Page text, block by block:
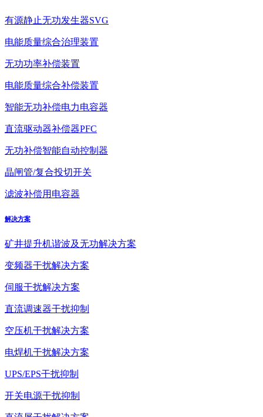
有源静止无功发生器SVG
电能质量综合治理装置
无功功率补偿装置
电能质量综合补偿装置
智能无功补偿电力电容器
直流驱动器补偿器PFC
无功补偿智能自动控制器
晶闸管/复合投切开关
滤波补偿用电容器
解决方案
矿井提升机谐波及无功解决方案
变频器干扰解决方案
伺服干扰解决方案
直流调速器干扰抑制
空压机干扰解决方案
电焊机干扰解决方案
UPS/EPS干扰抑制
开关电源干扰抑制